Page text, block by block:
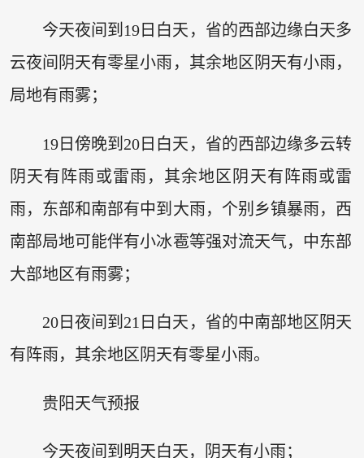
今天夜间到19日白天，省的西部边缘白天多
云夜间阴天有零星小雨，其余地区阴天有小雨，
局地有雨雾；
19日傍晚到20日白天，省的西部边缘多云转
阴天有阵雨或雷雨，其余地区阴天有阵雨或雷
雨，东部和南部有中到大雨，个别乡镇暴雨，西
南部局地可能伴有小冰雹等强对流天气，中东部
大部地区有雨雾；
20日夜间到21日白天，省的中南部地区阴天
有阵雨，其余地区阴天有零星小雨。
贵阳天气预报
今天夜间到明天白天，阴天有小雨；